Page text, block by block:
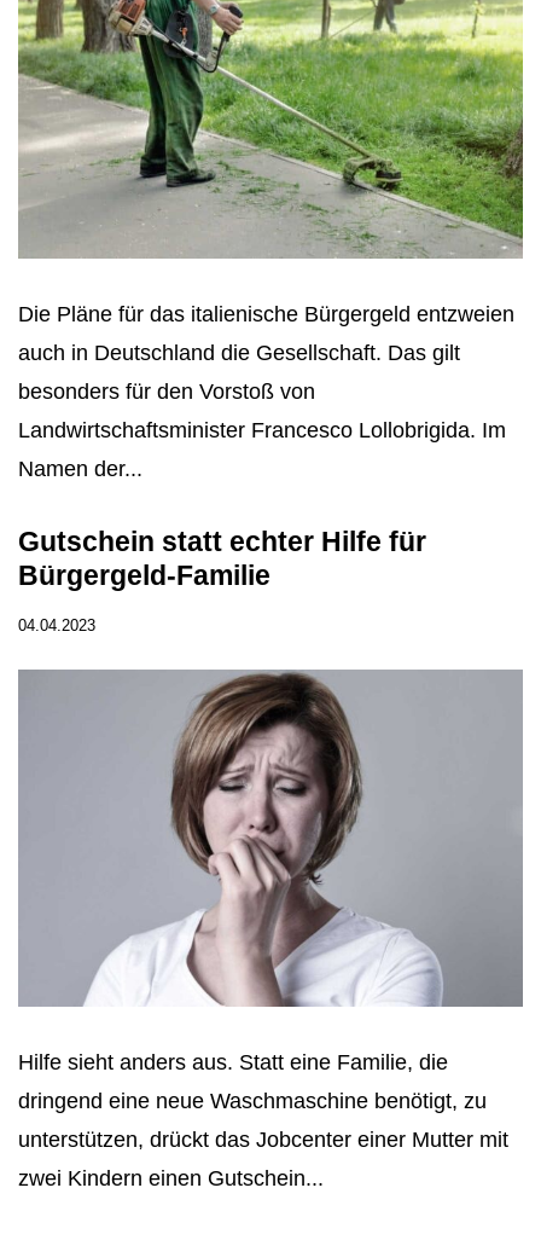
Die Pläne für das italienische Bürgergeld entzweien
auch in Deutschland die Gesellschaft. Das gilt
besonders für den Vorstoß von
Landwirtschaftsminister Francesco Lollobrigida. Im
Namen der...
Gutschein statt echter Hilfe für
Bürgergeld-Familie
04.04.2023
Hilfe sieht anders aus. Statt eine Familie, die
dringend eine neue Waschmaschine benötigt, zu
unterstützen, drückt das Jobcenter einer Mutter mit
zwei Kindern einen Gutschein...